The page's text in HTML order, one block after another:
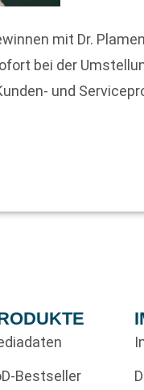
mit Dr.
bei der
und
Bestseller